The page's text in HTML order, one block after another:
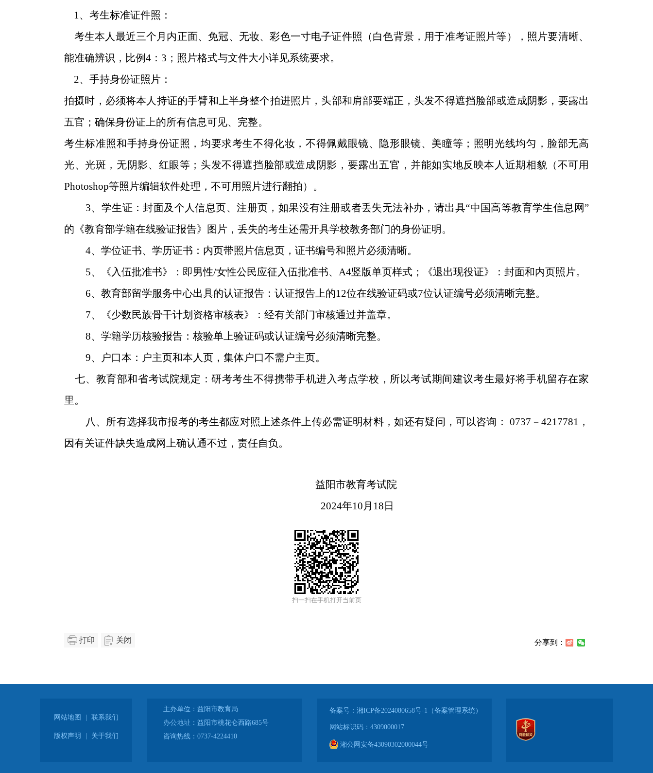
1、考生标准证件照：
考生本人最近三个月内正面、免冠、无妆、彩色一寸电子证件照（白色背景，用于准考证照片等），照片要清晰、
能准确辨识，比例4：3；照片格式与文件大小详见系统要求。
2、手持身份证照片：
拍摄时，必须将本人持证的手臂和上半身整个拍进照片，头部和肩部要端正，头发不得遮挡脸部或造成阴影，要露出
五官；确保身份证上的所有信息可见、完整。
考生标准照和手持身份证照，均要求考生不得化妆，不得佩戴眼镜、隐形眼镜、美瞳等；照明光线均匀，脸部无高
光、光斑，无阴影、红眼等；头发不得遮挡脸部或造成阴影，要露出五官，并能如实地反映本人近期相貌（不可用
Photoshop等照片编辑软件处理，不可用照片进行翻拍）。
3、学生证：封面及个人信息页、注册页，如果没有注册或者丢失无法补办，请出具“中国高等教育学生信息网”
的《教育部学籍在线验证报告》图片，丢失的考生还需开具学校教务部门的身份证明。
4、学位证书、学历证书：内页带照片信息页，证书编号和照片必须清晰。
5、《入伍批准书》：即男性/女性公民应征入伍批准书、A4竖版单页样式；《退出现役证》：封面和内页照片。
6、教育部留学服务中心出具的认证报告：认证报告上的12位在线验证码或7位认证编号必须清晰完整。
7、《少数民族骨干计划资格审核表》：经有关部门审核通过并盖章。
8、学籍学历核验报告：核验单上验证码或认证编号必须清晰完整。
9、户口本：户主页和本人页，集体户口不需户主页。
七、教育部和省考试院规定：研考考生不得携带手机进入考点学校，所以考试期间建议考生最好将手机留存在家
里。
八、所有选择我市报考的考生都应对照上述条件上传必需证明材料，如还有疑问，可以咨询： 0737 － 4217781 ，
因有关证件缺失造成网上确认通不过，责任自负。
益阳市教育考试院
2024年10月 18 日
扫一扫在手机打开当前页
打印 关闭 分享到：
网站地图 联系我们
版权声明 关于我们
主办单位：益阳市教育局
办公地址：益阳市桃花仑西路685号
咨询热线：0737-4224410
备案号：湘ICP备2024080658号-1（备案管理系统）
网站标识码：4309000017
湘公网安备43090302000044号